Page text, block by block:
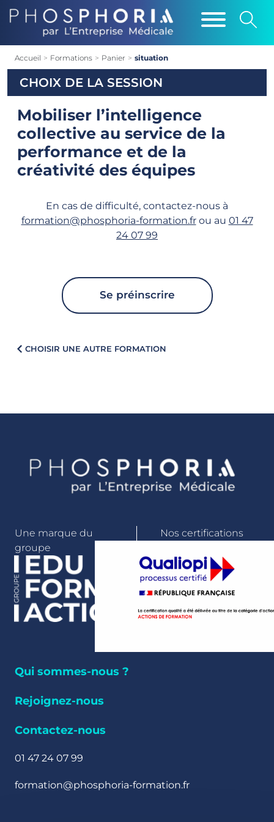
Accueil > Formations > Panier > situation
CHOIX DE LA SESSION
Mobiliser l’intelligence
collective au service de la
performance et de la
créativité des équipes
En cas de difficulté, contactez-nous à
formation@phosphoria-formation.frou au 01 47
24 07 99
Se préinscrire
CHOISIR UNE AUTRE FORMATION
Une marque du
groupe
Nos certifications
Qui sommes-nous ?
Rejoignez-nous
Contactez-nous
01 47 24 07 99
formation@phosphoria-formation.fr